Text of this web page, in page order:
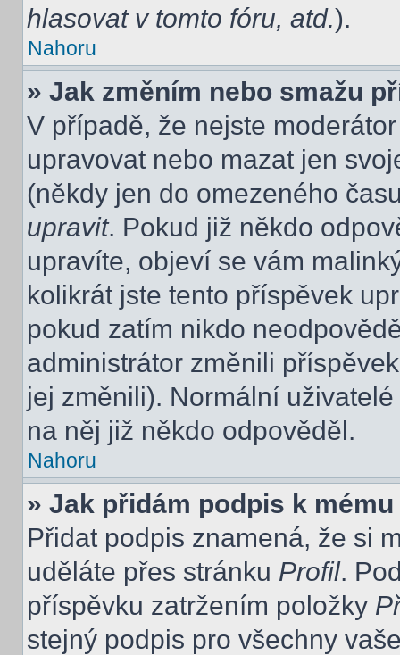
hlasovat v tomto fóru, atd.).
Nahoru
» Jak změním nebo smažu
V případě, že nejste
upravovat nebo mazat jen
(někdy jen do omezeného
upravit. Pokud již někdo
upravíte, objeví se vám
kolikrát jste tento příspěvek
pokud zatím nikdo
administrátor změnili
jej změnili). Normální
na něj již někdo odpověděl.
Nahoru
» Jak přidám podpis k
Přidat podpis znamená, že si
uděláte přes stránku Profil.
příspěvku zatržením položky
stejný podpis pro všechny